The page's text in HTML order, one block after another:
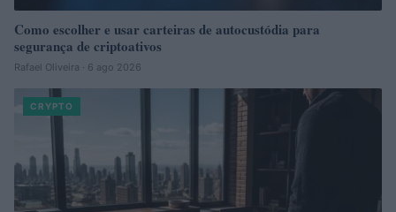
Como escolher e usar carteiras de autocustódia para
segurança de criptoativos
Rafael Oliveira · 6 ago 2026
CRYPTO